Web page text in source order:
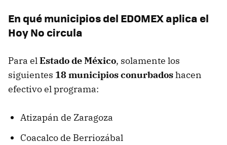
En qué municipios del EDOMEX aplica el
Hoy No circula
Para elEstado de México, solamente los
siguientes 18 municipios conurbadoshacen
efectivo el programa:
Atizapán de Zaragoza
Coacalco de Berriozábal